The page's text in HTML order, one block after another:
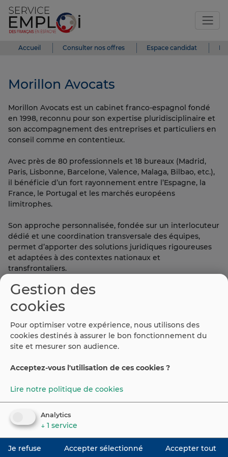
Accueil Consulter nos offres Espace candidat
Morillon Avocats
Morillon Avocats est un cabinet franco-espagnol fondé
en 1998, reconnu pour son expertise pluridisciplinaire et
son accompagnement des entreprises et particuliers en
conseil comme en contentieux.
Avec près de 80 professionnels et 18 bureaux (Madrid,
Paris, Lisbonne, Barcelone, Valence, Malaga, Bilbao, etc.),
il bénéficie d’un fort rayonnement entre l’Espagne, la
France, le Portugal et les marchés européens
limitrophes.
Son approche personnalisée, fondée sur un interlocuteur
dédié et une coordination transversale des équipes,
permet d’apporter des solutions juridiques rigoureuses
et adaptées à des contextes nationaux et
transfrontaliers.
Plus d’informations :https://morillonavocats.com/
©2026Espaiweb
Avis légal
Cookie
Gestion des
cookies
Pour optimiser votre expérience, nous utilisons des
cookies destinés à assurer le bon fonctionnement du
site et mesurer son audience.
Acceptez-vous l'utilisation de ces cookies ?
Lire notre politique de cookies
Analytics
↓ 1 service
Je refuse Accepter sélectionné Accepter tout